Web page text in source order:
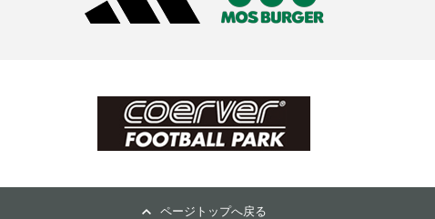
ページトップへ戻る